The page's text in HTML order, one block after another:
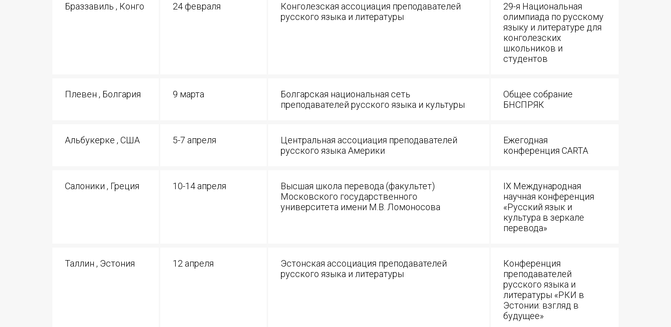
Браззавиль , Конго 24 февраля
Конголезская ассоциация преподавателей
русского языка и литературы
29-я Национальная
олимпиада по русскому
языку и литературе для
конголезских
школьников и
студентов
Плевен , Болгария 9 марта
Болгарская национальная сеть
преподавателей русского языка и культуры
Общее собрание
БНСПРЯК
Альбукерке , США 5-7 апреля
Центральная ассоциация преподавателей
русского языка Америки
Ежегодная
конференция CARTA
Салоники , Греция 10-14 апреля
Высшая школа перевода (факультет)
Московского государственного
университета имени М.В. Ломоносова
IX Международная
научная конференция
«Русский язык и
культура в зеркале
перевода»
Таллин , Эстония 12 апреля
Эстонская ассоциация преподавателей
русского языка и литературы
Конференция
преподавателей
русского языка и
литературы «РКИ в
Эстонии: взгляд в
будущее»